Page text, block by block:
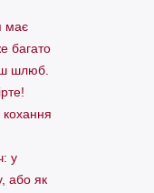
має
багато
шлюб.
у
або як